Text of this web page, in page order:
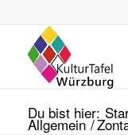
Du bist hier:
Allgemein /